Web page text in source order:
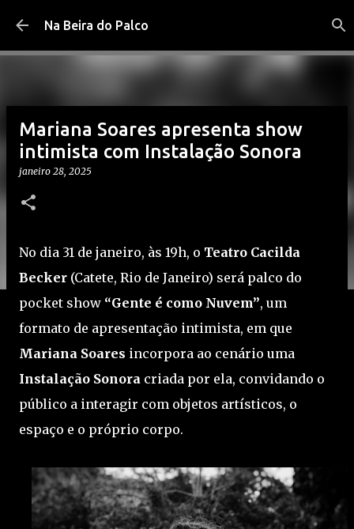
Pular para o conteúdo principal
Na Beira do Palco
Mariana Soares apresenta show
intimista com Instalação Sonora
janeiro 28, 2025
No dia 31 de janeiro, às 19h, o Teatro Cacilda
Becker (Catete, Rio de Janeiro) será palco do
pocket show “Gente é como Nuvem”, um
formato de apresentação intimista, em que
Mariana Soares incorpora ao cenário uma
Instalação Sonora criada por ela, convidando o
público a interagir com objetos artísticos, o
espaço e o próprio corpo.